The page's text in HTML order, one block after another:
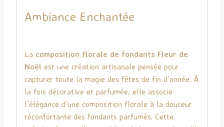
Ambiance Enchantée
La composition florale de fondants Fleur de
Noël est une création artisanale pensée pour
capturer toute la magie des fêtes de fin d’année. À
la fois décorative et parfumée, elle associe
l’élégance d’une composition florale à la douceur
réconfortante des fondants parfumés. Cette